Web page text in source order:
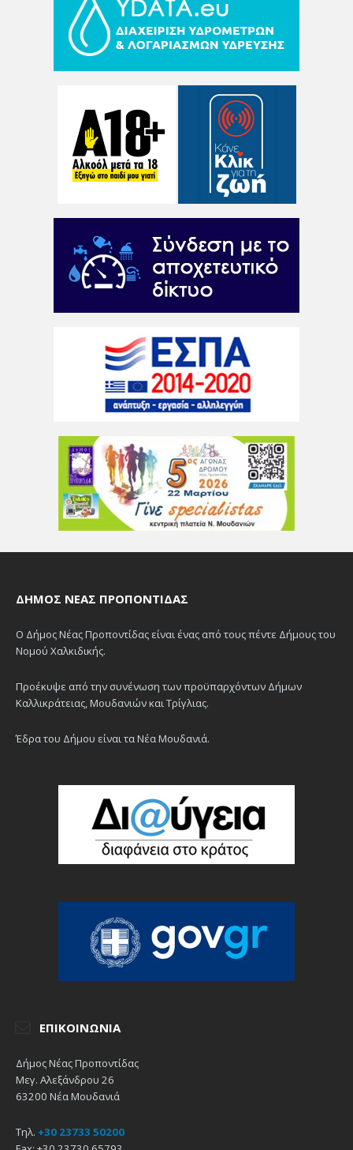
ΔΉΜΟΣ ΝΈΑΣ ΠΡΟΠΟΝΤΊΔΑΣ
Ο Δήμος Νέας Προποντίδας είναι ένας από τους πέντε Δήμους του
Νομού Χαλκιδικής.
Προέκυψε από την συνένωση των προϋπαρχόντων Δήμων
Καλλικράτειας, Μουδανιών και Τρίγλιας.
Έδρα του Δήμου είναι τα Νέα Μουδανιά.
ΕΠΙΚΟΙΝΩΝΊΑ
Δήμος Νέας Προποντίδας
Μεγ. Αλεξάνδρου 26
63200 Νέα Μουδανιά
Τηλ. +30 23733 50200